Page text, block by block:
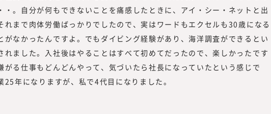
・。自分が何もできないことを痛感したときに、アイ・シー・ネットと出
れまで肉体労働ばっかりでしたので、実はワードもエクセルも30歳になる
がなかったんですよ。でもダイビング経験があり、海洋調査ができるとい
れました。入社後はやることはすべて初めてだったので、楽しかったです
がる仕事もどんどんやって、気づいたら社長になっていたという感じで
25年になりますが、私で4代目になりました。